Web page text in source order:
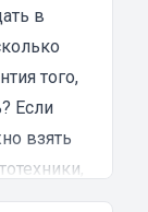
в
того,
Если
взять